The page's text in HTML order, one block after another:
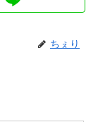
ちぇり